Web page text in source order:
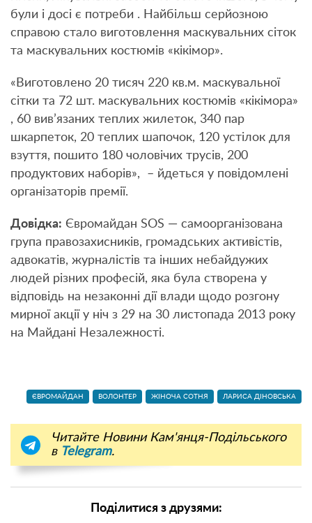
були і досі є потреби . Найбільш серйозною
справою стало виготовлення маскувальних сіток
та маскувальних костюмів «кікімор».
«Виготовлено 20 тисяч 220 кв.м. маскувальної
сітки та 72 шт. маскувальних костюмів «кікімора»
, 60 вив’язаних теплих жилеток, 340 пар
шкарпеток, 20 теплих шапочок, 120 устілок для
взуття, пошито 180 чоловічих трусів, 200
продуктових наборів», – йдеться у повідомлені
організаторів премії.
Довідка: Євромайдан SOS — самоорганізована
група правозахисників, громадських активістів,
адвокатів, журналістів та інших небайдужих
людей різних професій, яка була створена у
відповідь на незаконні дії влади щодо розгону
мирної акції у ніч з 29 на 30 листопада 2013 року
на Майдані Незалежності.
ЄВРОМАЙДАН ВОЛОНТЕР ЖІНОЧА СОТНЯ ЛАРИСА ДІНОВСЬКА
Читайте Новини Кам'янця-Подільського
в Telegram.
Поділитися з друзями: